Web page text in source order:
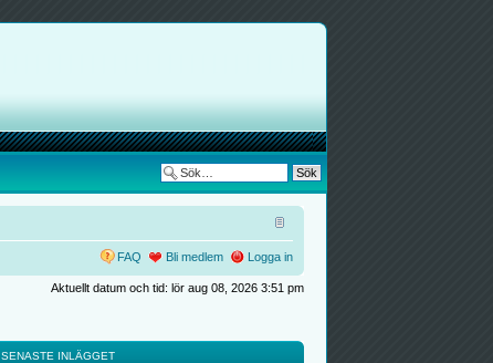
FAQ Bli medlem Logga in
Aktuellt datum och tid: lör aug 08, 2026 3:51 pm
SENASTE INLÄGGET